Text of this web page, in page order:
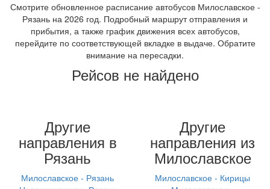
Смотрите обновленное расписание автобусов Милославское -
Рязань на 2026 год. Подробный маршрут отправления и
прибытия, а также график движения всех автобусов,
перейдите по соответствующей вкладке в выдаче. Обратите
внимание на пересадки.
Рейсов не найдено
Другие
направления в
Рязань
Милославское - Рязань
Другие
направления из
Милославское
Милославское - Кирицы